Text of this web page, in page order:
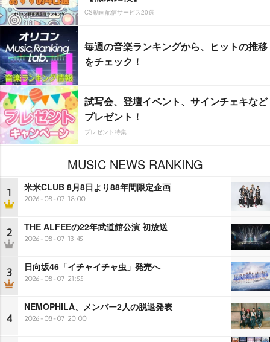
CS動画配信サービス20選
毎週の音楽ランキングから、ヒットの推移
をチェック！
試写会、登壇イベント、サインチェキなど
プレゼント！
プレゼント特集
MUSIC NEWS RANKING
1 米米CLUB 8月8日より88年間限定企画
2026-08-07 18:00
2 THE ALFEEの22年武道館公演 初放送
2026-08-07 13:45
3 日向坂46「イチャイチャ虫」発売へ
2026-08-07 21:55
4
NEMOPHILA、メンバー2人の脱退発表
2026-08-07 20:00